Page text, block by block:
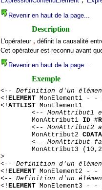
Revenir en haut de la page...
Description
L'opérateur , définit la causalité
Cet opérateur est reconnu avant
Revenir en haut de la page...
Exemple
<-- Definition d'un
<! ELEMENTMonElement1 - -
<! ATTLISTMonElement1
<-- MonAttribut1
MonAttribut1 ID#
<-- MonAttribut2
MonAttribut2 CDATA
<-- MonAttribut
MonAttribut3
>
<-- Definition d'un
<! ELEMENTMonElement2 - -
<-- Definition d'un
<! ELEMENTMonElement3 - -